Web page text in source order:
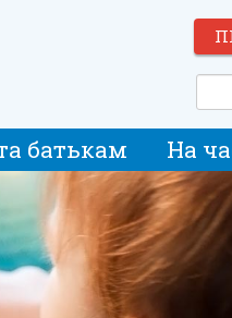
батькам На